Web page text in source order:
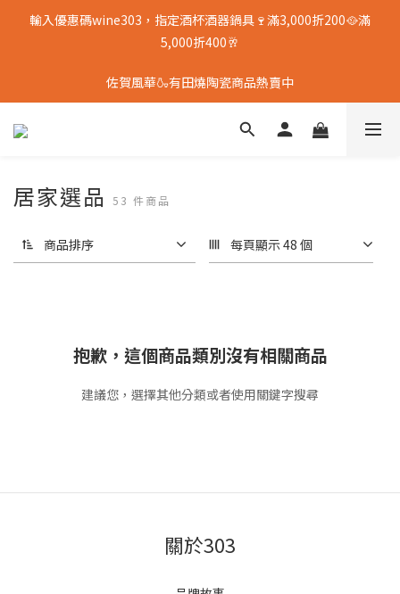
輸入優惠碼wine303，指定酒杯酒器鍋具🍷滿3,000折200🥘滿
5,000折400🥂
佐賀風華🍶有田燒陶瓷商品熱賣中
居家選品 53 件商品
商品排序 每頁顯示 48 個
抱歉，這個商品類別沒有相關商品
建議您，選擇其他分類或者使用關鍵字搜尋
關於303